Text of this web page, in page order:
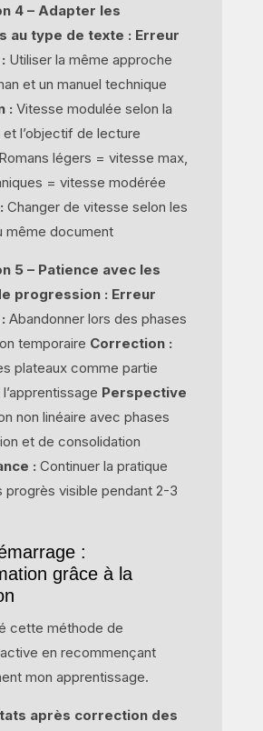
4 – Adapter les
au type de texte : Erreur
Utiliser la même approche
et un manuel technique
: Vitesse modulée selon la
l’objectif de lecture
Romans légers = vitesse max,
= vitesse modérée
Changer de vitesse selon les
même document
5 – Patience avec les
progression : Erreur
Abandonner lors des phases
temporaire Correction :
plateaux comme partie
Perspective
non linéaire avec phases
et de consolidation
: Continuer la pratique
progrès visible pendant 2-3
:
grâce à la
cette méthode de
en recommençant
mon apprentissage.
après correction des